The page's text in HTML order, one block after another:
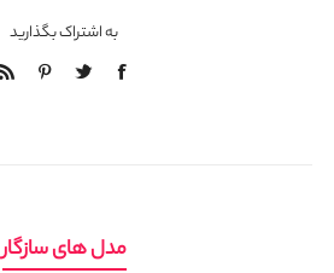
به اشتراک بگذارید
مدل های سازگار